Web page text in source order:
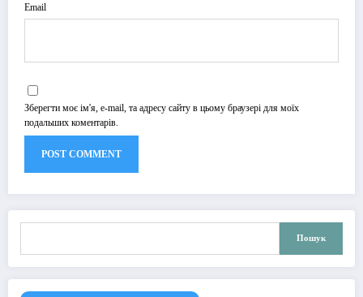
Email
Зберегти моє ім'я, e-mail, та адресу сайту в цьому браузері для моїх
подальших коментарів.
Пошук